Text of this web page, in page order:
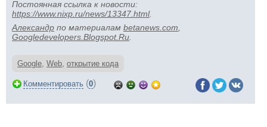
Постоянная ссылка к новости:
https://www.nixp.ru/news/13347.html.
Aлександр по материалам betanews.com
Googledevelopers.Blogspot.Ru
Google, Web, открытие кода
Комментировать (0)